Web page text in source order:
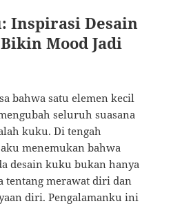
Inspirasi Desain
Mood Jadi
bahwa satu elemen kecil
seluruh suasana
kuku. Di tengah
menemukan bahwa
desain kuku bukan hanya
tentang merawat diri dan
diri. Pengalamanku ini